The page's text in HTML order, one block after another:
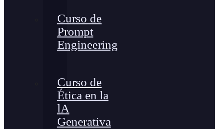
Curso de
Prompt
Engineering
Curso de
Ética en la
lA
Generativa